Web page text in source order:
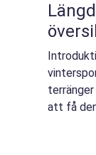
att få